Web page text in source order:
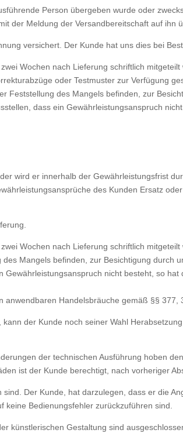
Person übergeben wurde oder
der Meldung der Versandbereitschaft auf ihn
versichert. Der Kunde hat uns dies bei
Wochen nach Lieferung schriftlich
oder Testmuster zur Verfügung
Feststellung des Mangels befinden, zur
dass ein Gewährleistungsanspruch
wird er innerhalb der Gewährleistungsfrist
des Kunden Ersatz
Wochen nach Lieferung schriftlich
Mangels befinden, zur Besichtigung durch
nicht besteht, so hat
anwendbaren Handelsbräuche gemäß §§ 377,
der Kunde noch seiner Wahl
der technischen Ausführung hoben
ist der Kunde berechtigt, nach vorheriger
Der Kunde, hat darzulegen, dass er die
keine Bedienungsfehler zurückzuführen sind.
künstlerischen Gestaltung sind